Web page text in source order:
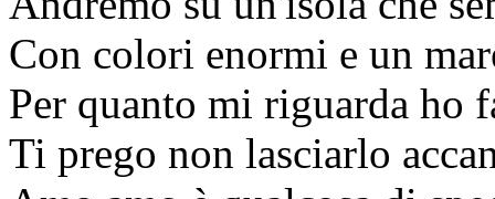
Con colori enormi e un
Per quanto mi riguarda ho
Ti prego non lasciarlo